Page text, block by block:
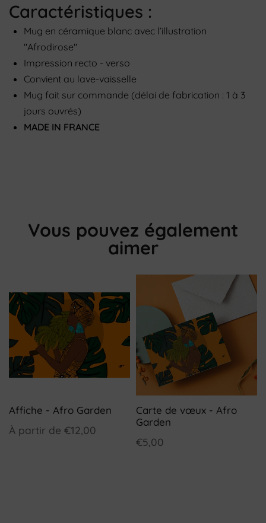
Caractéristiques :
Mug en céramique blanc avec l’illustration
"Afrodirose"
Impression recto - verso
Convient au lave-vaisselle
Mug fait sur commande (délai de fabrication : 1 à 3
jours ouvrés)
MADE IN FRANCE
Vous pouvez également
aimer
Affiche - Afro Garden
À partir de €12,00
Carte de vœux - Afro
Garden
€5,00